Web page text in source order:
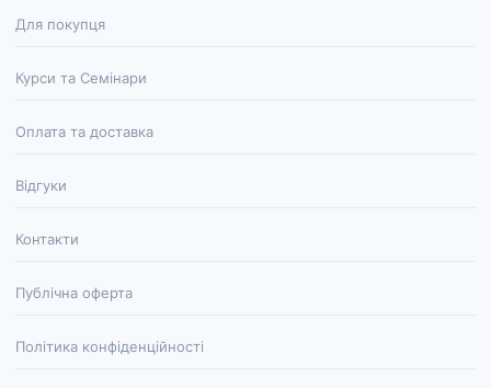
Для покупця
Курси та Семінари
Оплата та доставка
Відгуки
Контакти
Публічна оферта
Політика конфіденційності